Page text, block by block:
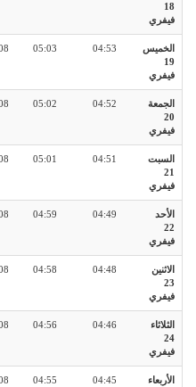
18
فيفري
الخميس
19
فيفري
04:53
05:03
الجمعة
20
فيفري
04:52
05:02
السبت
21
فيفري
04:51
05:01
الأحد
22
فيفري
04:49
04:59
الاثنين
23
فيفري
04:48
04:58
الثلاثاء
24
فيفري
04:46
04:56
الأربعاء
04:45
04:55